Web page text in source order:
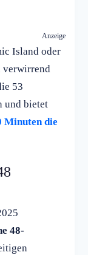
Anzeige
Island oder
verwirrend
53
und bietet
Minuten die
48-